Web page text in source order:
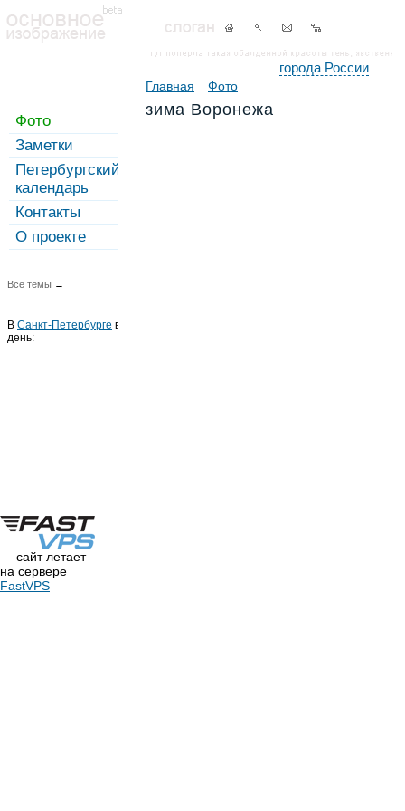
города России
Фото
Заметки
Петербургский
календарь
Контакты
О проекте
Все темы →
В Санкт-Петербурге в этот
день:
— сайт летает
на сервере
FastVPS
Главная Фото
зима Воронежа